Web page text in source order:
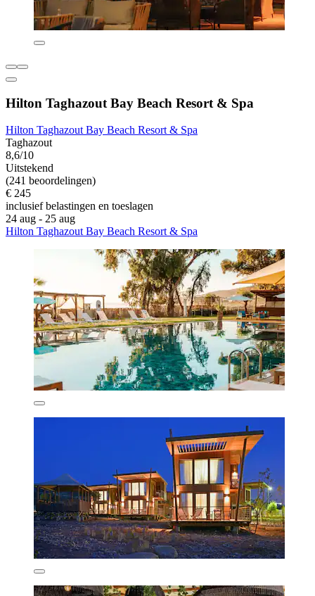
Hilton Taghazout Bay Beach Resort & Spa
Hilton Taghazout Bay Beach Resort & Spa
Taghazout
8,6/10
Uitstekend
(241 beoordelingen)
€ 245
inclusief belastingen en toeslagen
24 aug - 25 aug
Hilton Taghazout Bay Beach Resort & Spa